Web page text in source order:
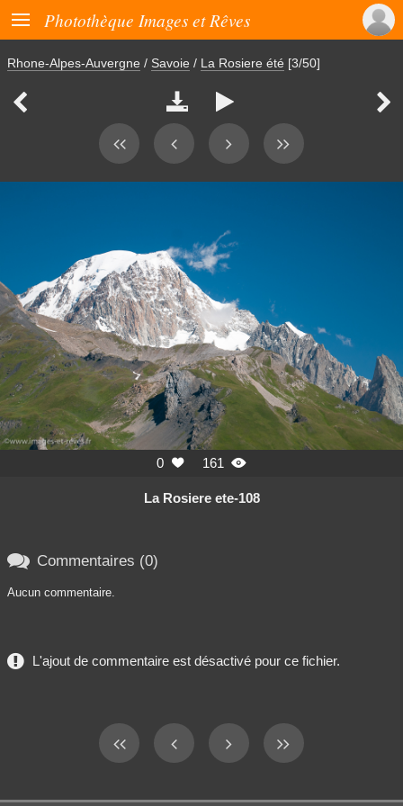
 Photothèque Images et Rêves
Rhone-Alpes-Auvergne / Savoie / La Rosiere été [3/50]
   
0  161 
La Rosiere ete-108
 Commentaires (0)
Aucun commentaire.
L'ajout de commentaire est désactivé pour ce fichier.